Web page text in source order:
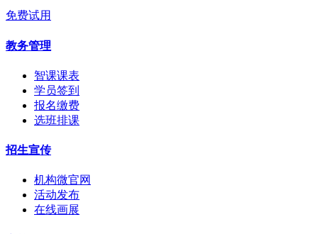
免费试用
教务管理
智课课表
学员签到
报名缴费
选班排课
招生宣传
机构微官网
活动发布
在线画展